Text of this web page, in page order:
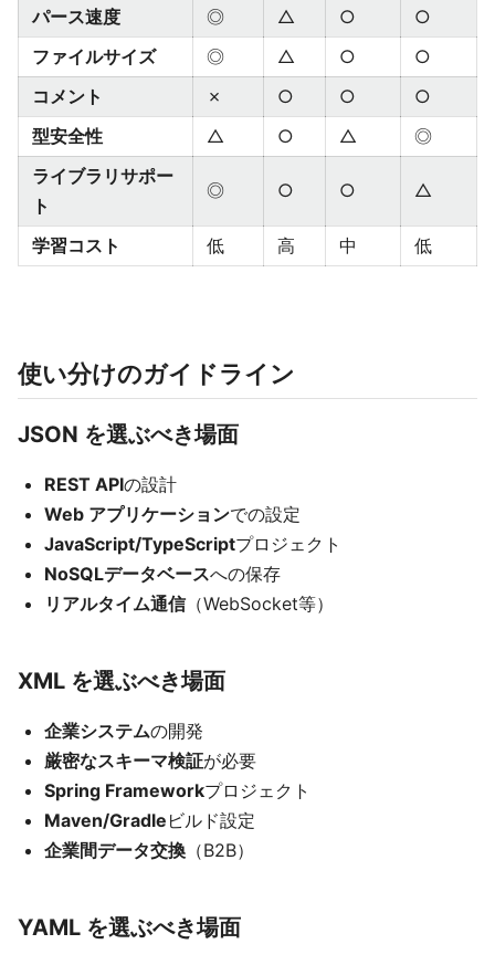
パース速度 ◎ △ ○
○
ファイルサイズ
◎ △ ○
○
コメント
✗ ○ ○
○
型安全性
△ ○ △
◎
ライブラリサポー
ト
◎ ○ ○ △
学習コスト 低 高 中 低
使い分けのガイドライン
JSON を選ぶべき場面
REST APIの設計
Web アプリケーションでの設定
JavaScript/TypeScriptプロジェクト
NoSQLデータベースへの保存
リアルタイム通信（WebSocket等）
XML を選ぶべき場面
企業システムの開発
厳密なスキーマ検証が必要
Spring Frameworkプロジェクト
Maven/Gradle ビルド設定
企業間データ交換 （B2B）
YAML を選ぶべき場面